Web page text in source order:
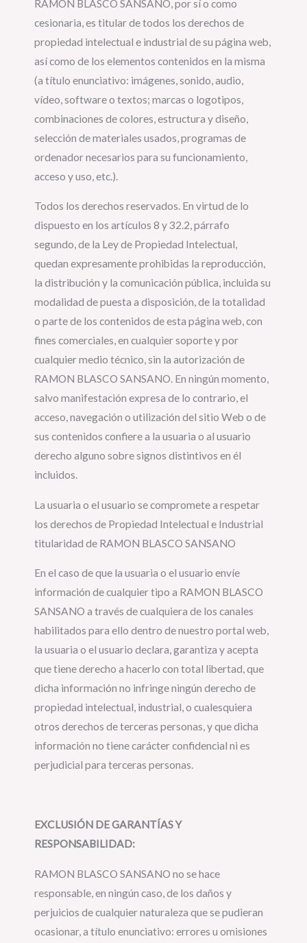
RAMON BLASCO SANSANO, por sí o como
cesionaria, es titular de todos los derechos de
propiedad intelectual e industrial de su página web,
así como de los elementos contenidos en la misma
(a título enunciativo: imágenes, sonido, audio,
vídeo, software o textos; marcas o logotipos,
combinaciones de colores, estructura y diseño,
selección de materiales usados, programas de
ordenador necesarios para su funcionamiento,
acceso y uso, etc.).
Todos los derechos reservados. En virtud de lo
dispuesto en los artículos 8 y 32.2, párrafo
segundo, de la Ley de Propiedad Intelectual,
quedan expresamente prohibidas la reproducción,
la distribución y la comunicación pública, incluida su
modalidad de puesta a disposición, de la totalidad
o parte de los contenidos de esta página web, con
fines comerciales, en cualquier soporte y por
cualquier medio técnico, sin la autorización de
RAMON BLASCO SANSANO. En ningún momento,
salvo manifestación expresa de lo contrario, el
acceso, navegación o utilización del sitio Web o de
sus contenidos confiere a la usuaria o al usuario
derecho alguno sobre signos distintivos en él
incluidos.
La usuaria o el usuario se compromete a respetar
los derechos de Propiedad Intelectual e Industrial
titularidad de RAMON BLASCO SANSANO
En el caso de que la usuaria o el usuario envíe
información de cualquier tipo a RAMON BLASCO
SANSANO a través de cualquiera de los canales
habilitados para ello dentro de nuestro portal web,
la usuaria o el usuario declara, garantiza y acepta
que tiene derecho a hacerlo con total libertad, que
dicha información no infringe ningún derecho de
propiedad intelectual, industrial, o cualesquiera
otros derechos de terceras personas, y que dicha
información no tiene carácter confidencial ni es
perjudicial para terceras personas.
EXCLUSIÓN DE GARANTÍAS Y
RESPONSABILIDAD:
RAMON BLASCO SANSANO no se hace
responsable, en ningún caso, de los daños y
perjuicios de cualquier naturaleza que se pudieran
ocasionar, a título enunciativo: errores u omisiones